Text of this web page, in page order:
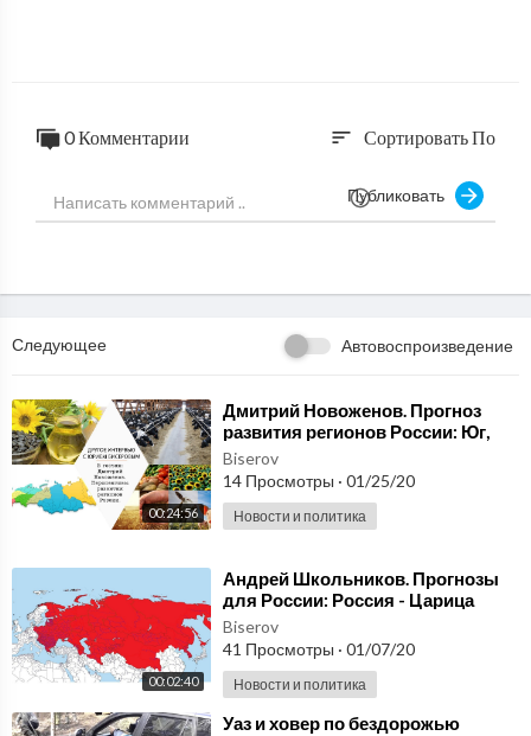
0 Комментарии sort Сортировать По
Публиковать
Следующее Автовоспроизведение
00:24:56
⁣Дмитрий Новоженов. Прогноз
развития регионов России: Юг,
Кавказ, Поволжье, Урал.
Специализация
Biserov
14 Просмотры · 01/25/20
Новости и политика
00:02:40
⁣Андрей Школьников. Прогнозы
для России: Россия - Царица
морей, Новый ковчег. Перенос
столицы за Урал
Biserov
41 Просмотры · 01/07/20
Новости и политика
⁣Уаз и ховер по бездорожью